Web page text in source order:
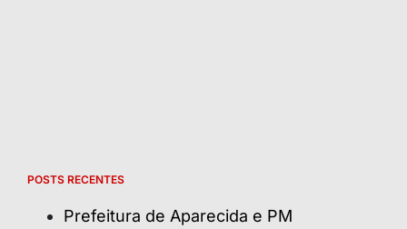
POSTS RECENTES
Prefeitura de Aparecida e PM